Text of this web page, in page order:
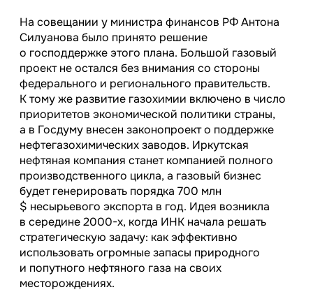
На совещании у министра финансов РФ Антона
Силуанова было принято решение
о господдержке этого плана. Большой газовый
проект не остался без внимания со стороны
федерального и регионального правительств.
К тому же развитие газохимии включено в число
приоритетов экономической политики страны,
а в Госдуму внесен законопроект о поддержке
нефтегазохимических заводов. Иркутская
нефтяная компания станет компанией полного
производственного цикла, а газовый бизнес
будет генерировать порядка 700 млн
$ несырьевого экспорта в год. Идея возникла
в середине2000-х, когда ИНК начала решать
стратегическую задачу: как эффективно
использовать огромные запасы природного
и попутного нефтяного газа на своих
месторождениях.